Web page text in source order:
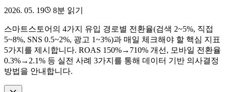
2026. 05. 19 8분 읽기
스마트스토어의 4가지 유입 경로별 전환율(검색 2~5%, 직접
5~8%, SNS 0.5~2%, 광고 1~3%)과 매일 체크해야 할 핵심 지표
5가지를 제시합니다. ROAS 150%→710% 개선, 모바일 전환율
0.3%→2.1% 등 실전 사례 3가지를 통해 데이터 기반 의사결정
방법을 안내합니다.